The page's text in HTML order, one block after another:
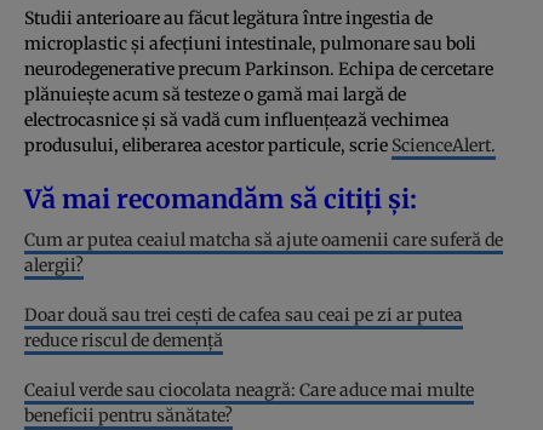
Studii anterioare au făcut legătura între ingestia de
microplastic și afecțiuni intestinale, pulmonare sau boli
neurodegenerative precum Parkinson. Echipa de cercetare
plănuiește acum să testeze o gamă mai largă de
electrocasnice și să vadă cum influențează vechimea
produsului, eliberarea acestor particule, scrie ScienceAlert.
Vă mai recomandăm să citiți și:
Cum ar putea ceaiul matcha să ajute oamenii care suferă de
alergii?
Doar două sau trei cești de cafea sau ceai pe zi ar putea
reduce riscul de demență
Ceaiul verde sau ciocolata neagră: Care aduce mai multe
beneficii pentru sănătate?